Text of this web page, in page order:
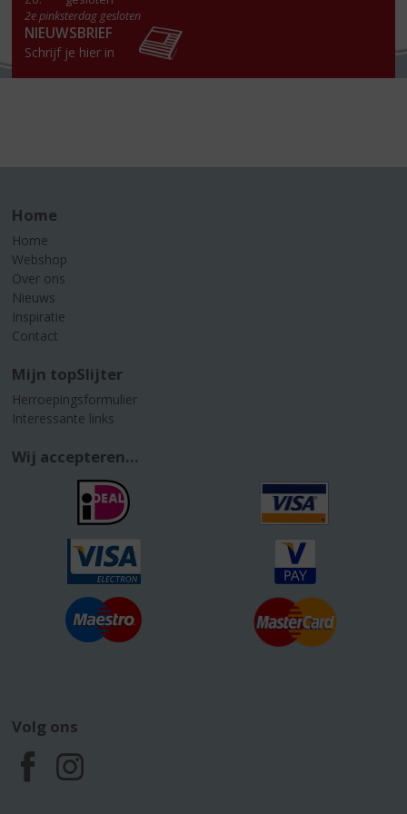
2e pinksterdag gesloten
NIEUWSBRIEF
Schrijf je hier in
Home
Home
Webshop
Over ons
Nieuws
Inspiratie
Contact
Mijn topSlijter
Herroepingsformulier
Interessante links
Wij accepteren...
Volg ons
F
I